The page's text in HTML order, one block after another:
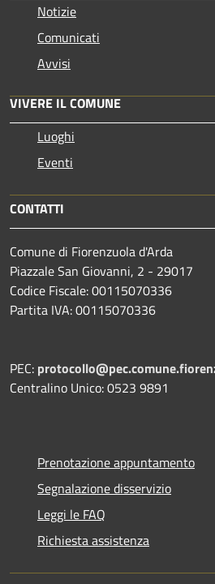
Notizie
Comunicati
Avvisi
VIVERE IL COMUNE
Luoghi
Eventi
CONTATTI
Comune di Fiorenzuola d'Arda
Piazzale San Giovanni, 2 - 29017
Codice Fiscale: 00115070336
Partita IVA: 00115070336
PEC:
Centralino Unico: 0523 9891
Prenotazione appuntamento
Segnalazione disservizio
Leggi le FAQ
Richiesta assistenza